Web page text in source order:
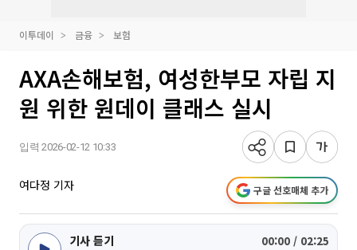
이투데이 금융 보험
AXA손해보험, 여성한부모 자립 지
원 위한 원데이 클래스 실시
입력 2026-02-12 10:33
여다정 기자 구글 선호매체 추가
기사 듣기 00:00 / 02:25